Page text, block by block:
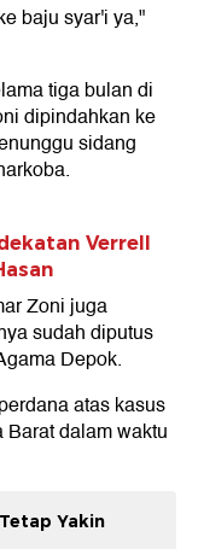
baju syar'i ya,"
tiga bulan di
dipindahkan ke
sidang
Verrell
Zoni juga
sudah diputus
Depok.
atas kasus
dalam waktu
Yakin